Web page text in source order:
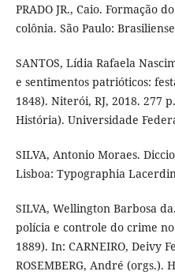
PRADO JR., Caio. Formação
colônia. São Paulo:
SANTOS, Lídia Rafaela
e sentimentos patrióticos:
1848). Niterói, RJ, 2018. 277
História). Universidade
SILVA, Antonio Moraes.
Lisboa: Typographia
SILVA, Wellington Barbosa
polícia e controle do crime
1889). In: CARNEIRO, Deivy
ROSEMBERG, André (orgs.).